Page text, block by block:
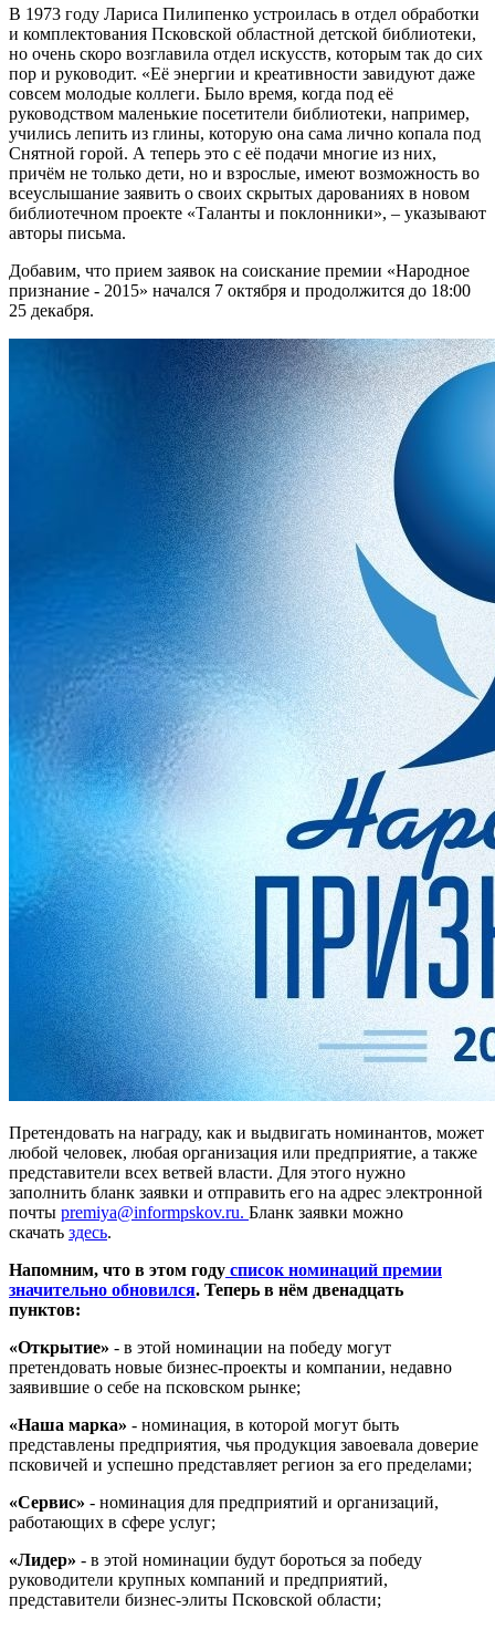
В 1973 году Лариса Пилипенко устроилась в отдел обработки
и комплектования Псковской областной детской библиотеки,
но очень скоро возглавила отдел искусств, которым так до сих
пор и руководит. «Её энергии и креативности завидуют даже
совсем молодые коллеги. Было время, когда под её
руководством маленькие посетители библиотеки, например,
учились лепить из глины, которую она сама лично копала под
Снятной горой. А теперь это с её подачи многие из них,
причём не только дети, но и взрослые, имеют возможность во
всеуслышание заявить о своих скрытых дарованиях в новом
библиотечном проекте «Таланты и поклонники», – указывают
авторы письма.
Добавим, что прием заявок на соискание премии «Народное
признание - 2015» начался 7 октября и продолжится до 18:00
25 декабря.
Претендовать на награду, как и выдвигать номинантов, может
любой человек, любая организация или предприятие, а также
представители всех ветвей власти. Для этого нужно
заполнить бланк заявки и отправить его на адрес электронной
почты premiya@informpskov.ru. Бланк заявки можно
скачать здесь.
Напомним, что в этом году список номинаций премии
значительно обновился. Теперь в нём двенадцать
пунктов:
«Открытие» - в этой номинации на победу могут
претендовать новые бизнес-проекты и компании, недавно
заявившие о себе на псковском рынке;
«Наша марка» - номинация, в которой могут быть
представлены предприятия, чья продукция завоевала доверие
псковичей и успешно представляет регион за его пределами;
«Сервис» - номинация для предприятий и организаций,
работающих в сфере услуг;
«Лидер» - в этой номинации будут бороться за победу
руководители крупных компаний и предприятий,
представители бизнес-элиты Псковской области;